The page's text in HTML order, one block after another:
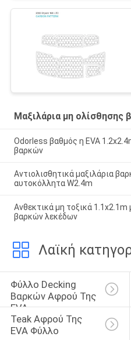
Μαξιλάρια μη ολίσθησης
Odorless βαθμός η EVA
βαρκών
Αντιολισθητικά μαξιλάρια
αυτοκόλλητα W2.4m
Ανθεκτικά μη τοξικά 1.1x2.1m
βαρκών λεκέδων
Λαϊκή
Φύλλο Decking
Βαρκών Αφρού Της
EVA
Teak Αφρού Της
EVA Φύλλο